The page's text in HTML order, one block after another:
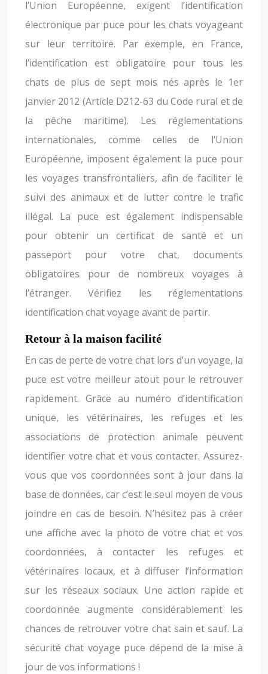
l’Union Européenne, exigent l’identification
électronique par puce pour les chats voyageant
sur leur territoire. Par exemple, en France,
l’identification est obligatoire pour tous les
chats de plus de sept mois nés après le 1er
janvier 2012 (Article D212-63 du Code rural et de
la pêche maritime). Les réglementations
internationales, comme celles de l’Union
Européenne, imposent également la puce pour
les voyages transfrontaliers, afin de faciliter le
suivi des animaux et de lutter contre le trafic
illégal. La puce est également indispensable
pour obtenir un certificat de santé et un
passeport pour votre chat, documents
obligatoires pour de nombreux voyages à
l’étranger. Vérifiez les réglementations
identification chat voyage avant de partir.
Retour à la maison facilité
En cas de perte de votre chat lors d’un voyage, la
puce est votre meilleur atout pour le retrouver
rapidement. Grâce au numéro d’identification
unique, les vétérinaires, les refuges et les
associations de protection animale peuvent
identifier votre chat et vous contacter. Assurez-
vous que vos coordonnées sont à jour dans la
base de données, car c’est le seul moyen de vous
joindre en cas de besoin. N’hésitez pas à créer
une affiche avec la photo de votre chat et vos
coordonnées, à contacter les refuges et
vétérinaires locaux, et à diffuser l’information
sur les réseaux sociaux. Une action rapide et
coordonnée augmente considérablement les
chances de retrouver votre chat sain et sauf. La
sécurité chat voyage puce dépend de la mise à
jour de vos informations !